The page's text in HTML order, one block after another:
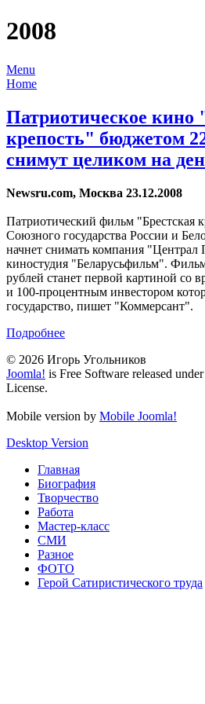
2008
Menu
Home
Патриотическое кино
крепость" бюджетом
снимут целиком на
Newsru.com, Москва 23.12.2008
Патриотический фильм "Брестская
Союзного государства России и
начнет снимать компания
киностудия "Беларусьфильм".
рублей станет первой картиной со
и 100-процентным инвестором
государство, пишет "Коммерсант".
Подробнее
© 2026 Игорь Угольников
Joomla! is Free Software released
License.
Mobile version by Mobile Joomla!
Desktop Version
Главная
Биография
Творчество
Работа
Мастер-класс
СМИ
Разное
ФОТО
Герой Сатиристического труда